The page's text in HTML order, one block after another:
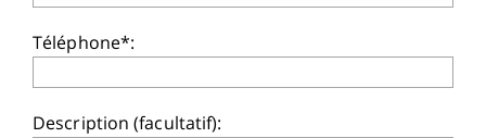
Téléphone*:
Description (facultatif):